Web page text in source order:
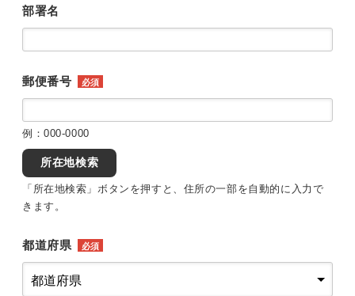
部署名
郵便番号 必須
例：000-0000
所在地検索
「所在地検索」ボタンを押すと、住所の一部を自動的に入力で
きます。
都道府県 必須